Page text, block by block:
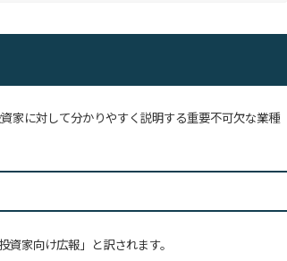
家に対して分かりやすく説明する重要不可欠な業種
家向け広報」と訳されます。